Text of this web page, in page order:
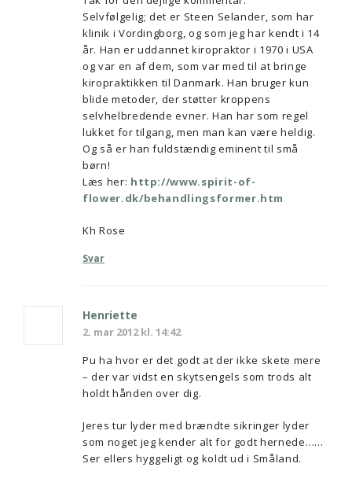
Selvfølgelig; det er Steen Selander, som har
klinik i Vordingborg, og som jeg har kendt i 14
år. Han er uddannet kiropraktor i 1970 i USA
og var en af dem, som var med til at bringe
kiropraktikken til Danmark. Han bruger kun
blide metoder, der støtter kroppens
selvhelbredende evner. Han har som regel
lukket for tilgang, men man kan være heldig.
Og så er han fuldstændig eminent til små
børn!
Læs her: http://www.spirit-of-
flower.dk/behandlingsformer.htm
Kh Rose
Svar
Henriette
2. mar 2012 kl. 14:42
Pu ha hvor er det godt at der ikke skete mere
– der var vidst en skytsengels som trods alt
holdt hånden over dig.
Jeres tur lyder med brændte sikringer lyder
som noget jeg kender alt for godt hernede……
Ser ellers hyggeligt og koldt ud i Småland.